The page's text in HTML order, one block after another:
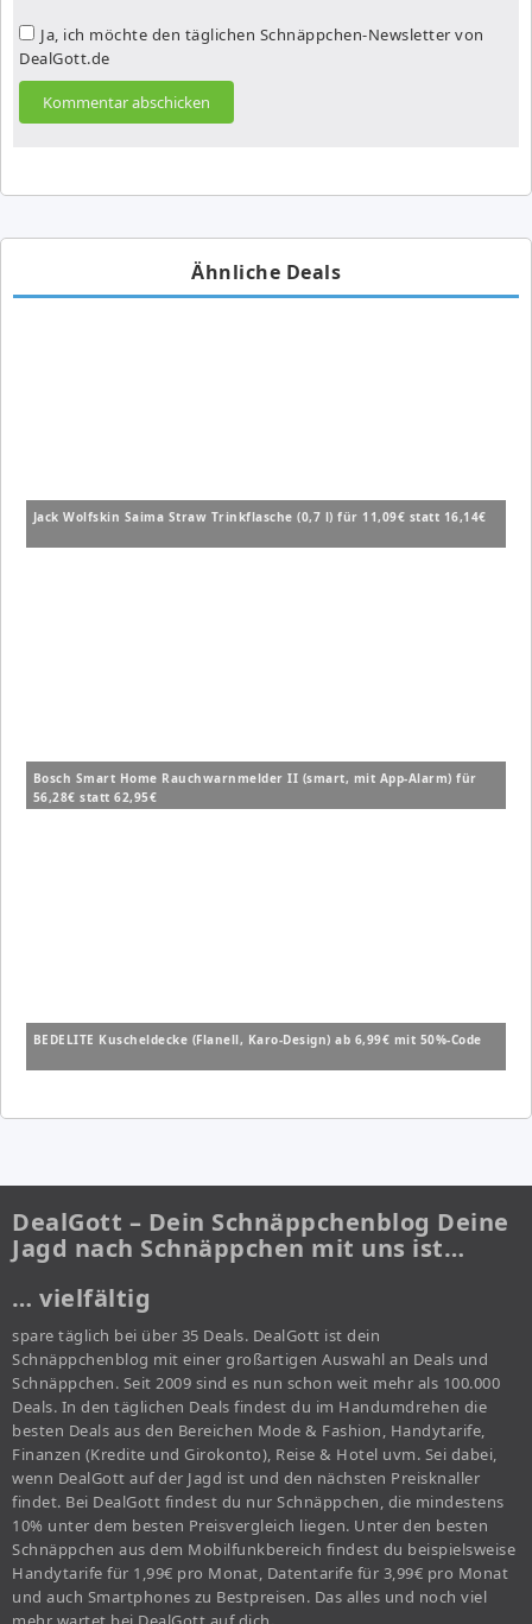
Ja, ich möchte den täglichen Schnäppchen-Newsletter von
DealGott.de
Ähnliche Deals
Jack Wolfskin Saima Straw Trinkflasche (0,7 l) für 11,09€ statt 16,14€
Bosch Smart Home Rauchwarnmelder II (smart, mit App-Alarm) für
56,28€ statt 62,95€
BEDELITE Kuscheldecke (Flanell, Karo-Design) ab 6,99€ mit 50%-Code
DealGott – Dein Schnäppchenblog Deine
Jagd nach Schnäppchen mit uns ist…
… vielfältig
spare täglich bei über 35 Deals. DealGott ist dein
Schnäppchenblog mit einer großartigen Auswahl an Deals und
Schnäppchen. Seit 2009 sind es nun schon weit mehr als 100.000
Deals. In den täglichen Deals findest du im Handumdrehen die
besten Deals aus den Bereichen Mode & Fashion, Handytarife,
Finanzen (Kredite und Girokonto), Reise & Hotel uvm. Sei dabei,
wenn DealGott auf der Jagd ist und den nächsten Preisknaller
findet. Bei DealGott findest du nur Schnäppchen, die mindestens
10% unter dem besten Preisvergleich liegen. Unter den besten
Schnäppchen aus dem Mobilfunkbereich findest du beispielsweise
Handytarife für 1,99€ pro Monat, Datentarife für 3,99€ pro Monat
und auch Smartphones zu Bestpreisen. Das alles und noch viel